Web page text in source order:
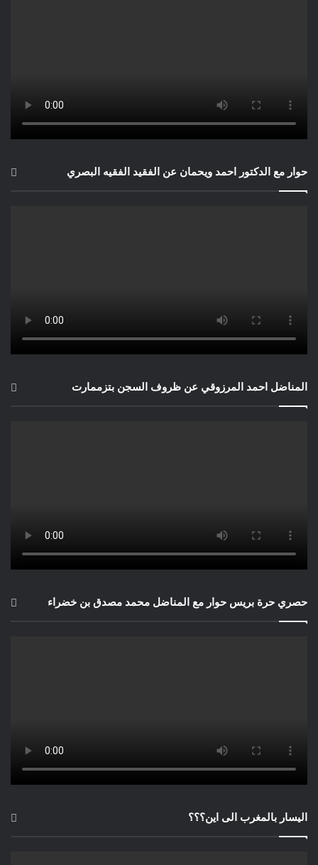
حوار مع الدكتور احمد ويحمان عن الفقيد الفقيه البصري
المناضل احمد المرزوقي عن ظروف السجن بتزممارت
حصري حرة بريس حوار مع المناضل محمد مصدق بن خضراء
اليسار بالمغرب الى اين؟؟؟